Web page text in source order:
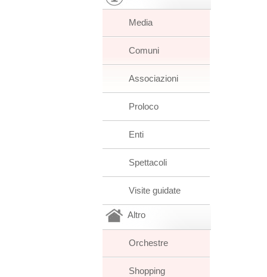
Media
Comuni
Associazioni
Proloco
Enti
Spettacoli
Visite guidate
Altro
Orchestre
Shopping